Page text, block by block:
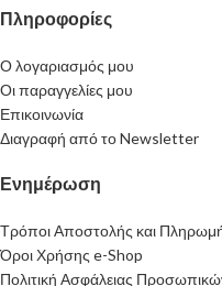
Πληροφορίες
Ο λογαριασμός μου
Οι παραγγελίες μου
Επικοινωνία
Διαγραφή από το Newsletter
Ενημέρωση
Τρόποι Αποστολής και
Όροι Χρήσης e-Shop
Πολιτική Ασφάλειας